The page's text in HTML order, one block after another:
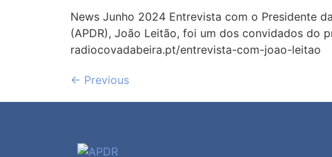
News Junho 2024 Entrevista com o Presidente
(APDR), João Leitão, foi um dos convidados do
radiocovadabeira.pt/entrevista-com-joao-leitao
← Previous